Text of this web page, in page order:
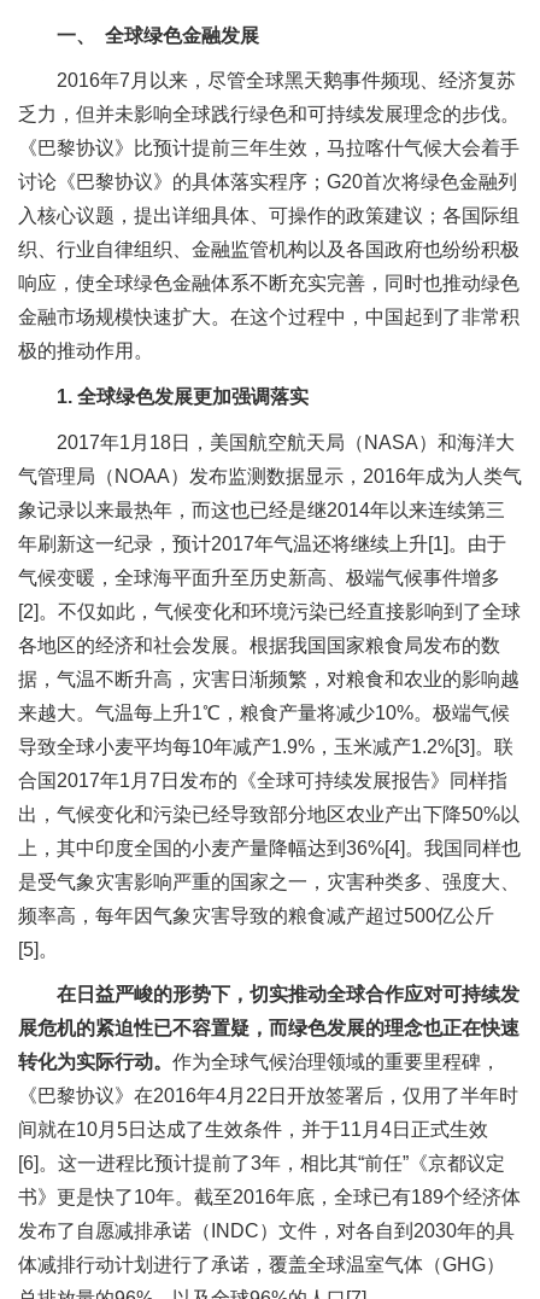
一、 全球绿色金融发展
2016年7月以来，尽管全球黑天鹅事件频现、经济复苏
乏力，但并未影响全球践行绿色和可持续发展理念的步伐。
《巴黎协议》比预计提前三年生效，马拉喀什气候大会着手
讨论《巴黎协议》的具体落实程序；G20首次将绿色金融列
入核心议题，提出详细具体、可操作的政策建议；各国际组
织、行业自律组织、金融监管机构以及各国政府也纷纷积极
响应，使全球绿色金融体系不断充实完善，同时也推动绿色
金融市场规模快速扩大。在这个过程中，中国起到了非常积
极的推动作用。
1. 全球绿色发展更加强调落实
2017年1月18日，美国航空航天局（NASA）和海洋大
气管理局（NOAA）发布监测数据显示，2016年成为人类气
象记录以来最热年，而这也已经是继2014年以来连续第三
年刷新这一纪录，预计2017年气温还将继续上升[1]。由于
气候变暖，全球海平面升至历史新高、极端气候事件增多
[2]。不仅如此，气候变化和环境污染已经直接影响到了全球
各地区的经济和社会发展。根据我国国家粮食局发布的数
据，气温不断升高，灾害日渐频繁，对粮食和农业的影响越
来越大。气温每上升1℃，粮食产量将减少10%。极端气候
导致全球小麦平均每10年减产1.9%，玉米减产1.2%[3]。联
合国2017年1月7日发布的《全球可持续发展报告》同样指
出，气候变化和污染已经导致部分地区农业产出下降50%以
上，其中印度全国的小麦产量降幅达到36%[4]。我国同样也
是受气象灾害影响严重的国家之一，灾害种类多、强度大、
频率高，每年因气象灾害导致的粮食减产超过500亿公斤
[5]。
在日益严峻的形势下，切实推动全球合作应对可持续发
展危机的紧迫性已不容置疑，而绿色发展的理念也正在快速
转化为实际行动。 作为全球气候治理领域的重要里程碑，
《巴黎协议》在2016年4月22日开放签署后，仅用了半年时
间就在10月5日达成了生效条件，并于11月4日正式生效
[6]。这一进程比预计提前了3年，相比其“前任”《京都议定
书》更是快了10年。截至2016年底，全球已有189个经济体
发布了自愿减排承诺（INDC）文件，对各自到2030年的具
体减排行动计划进行了承诺，覆盖全球温室气体（GHG）